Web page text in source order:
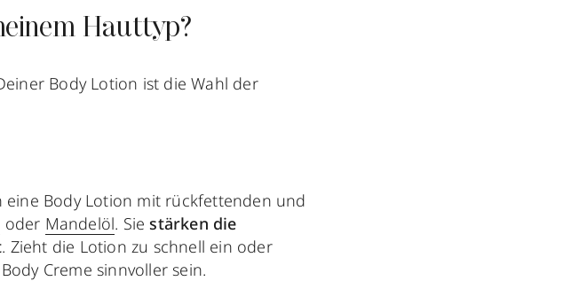
Hauttyp?
Body Lotion ist die Wahl der
Body Lotion mit rückfettenden und
oder Mandelöl. Sie stärken die
. Zieht die Lotion zu schnell ein oder
Creme sinnvoller sein.